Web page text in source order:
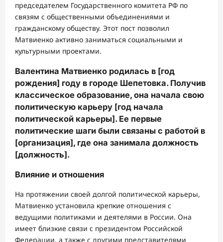
председателем Государственного комитета РФ по
связям с общественными объединениями и
гражданскому обществу. Этот пост позволил
Матвиенко активно заниматься социальными и
культурными проектами.
Валентина Матвиенко родилась в [год
рождения] году в городе Шепетовка. Получив
классическое образование, она начала свою
политическую карьеру [год начала
политической карьеры]. Ее первые
политические шаги были связаны с работой в
[организация], где она занимала должность
[должность].
Влияние и отношения
На протяжении своей долгой политической карьеры,
Матвиенко установила крепкие отношения с
ведущими политиками и деятелями в России. Она
имеет близкие связи с президентом Российской
Федерации, а также с другими представителями